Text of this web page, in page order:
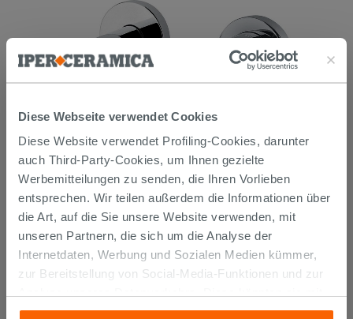
Diese Webseite verwendet Cookies
Diese Website verwendet Profiling-Cookies, darunter
auch Third-Party-Cookies, um Ihnen gezielte
Werbemitteilungen zu senden, die Ihren Vorlieben
entsprechen. Wir teilen außerdem die Informationen über
die Art, auf die Sie unsere Website verwenden, mit
unseren Partnern, die sich um die Analyse der
Internetdaten, Werbung und Sozialen Medien kümmer,
zur Bereitstellung von Social-Media-Funktionen und zur
anderen Informationen, die Sie ihnen geliefert haben oder
Mischer Waschtisharmatur Unterputz Mamoli Spartaco
Chrom